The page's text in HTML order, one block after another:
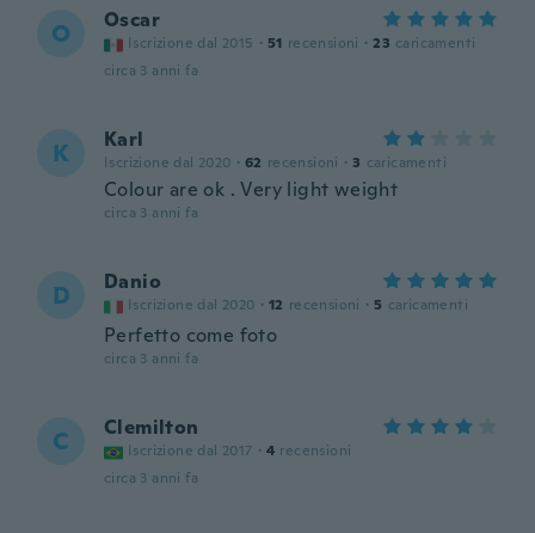
O Oscar
Iscrizione dal 2015 · 51 recensioni · 23 caricamenti
circa 3 anni fa
K Karl
Iscrizione dal 2020 · 62 recensioni · 3 caricamenti
Colour are ok . Very light weight
circa 3 anni fa
D Danio
Iscrizione dal 2020 · 12 recensioni · 5 caricamenti
Perfetto come foto
circa 3 anni fa
C Clemilton
Iscrizione dal 2017 · 4 recensioni
circa 3 anni fa